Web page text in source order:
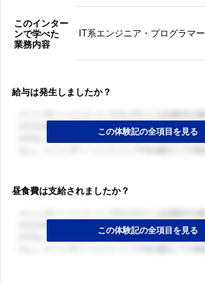
このインター
ンで学べた
業務内容
IT系エンジニア・プログラマー
給与は発生しましたか？
昼食費は支給されましたか？